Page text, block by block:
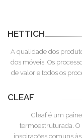
HETTICH
A qualidade dos
dos móveis. Os
de valor e todos os
CLEAF
Cleaf é um
termoestruturada. O
inspirações comuns